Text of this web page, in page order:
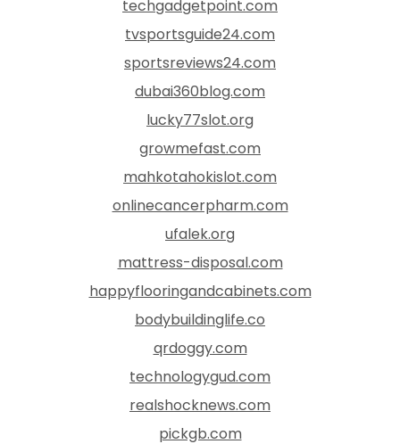
techgadgetpoint.com
tvsportsguide24.com
sportsreviews24.com
dubai360blog.com
lucky77slot.org
growmefast.com
mahkotahokislot.com
onlinecancerpharm.com
ufalek.org
mattress-disposal.com
happyflooringandcabinets.com
bodybuildinglife.co
qrdoggy.com
technologygud.com
realshocknews.com
pickgb.com